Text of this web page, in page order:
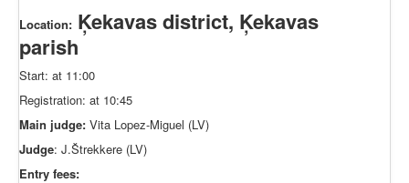
Location: Ķekavas district, Ķekavas
parish
Start: at 11:00
Registration: at 10:45
Main judge: Vita Lopez-Miguel (LV)
Judge: J.Štrekkere (LV)
Entry fees: